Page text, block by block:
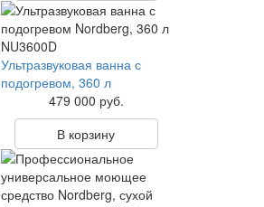
Ультразвуковая ванна с
подогревом, 360 л
479 000 руб.
В корзину